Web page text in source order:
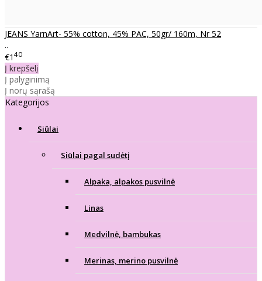
JEANS YarnArt- 55% cotton, 45% PAC, 50gr/ 160m, Nr 52
..
€1 40
Į krepšelį
Į palyginimą
Į norų sąrašą
Kategorijos
Siūlai
Siūlai pagal sudėtį
Alpaka, alpakos pusvilnė
Linas
Medvilnė, bambukas
Merinas, merino pusvilnė